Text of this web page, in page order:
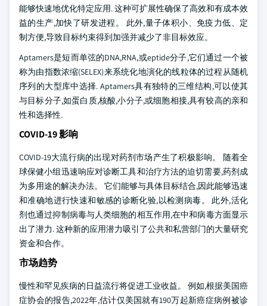
能够快速地优化特定应用. 这种可扩展性确保了高效和有成本效
益的生产,加快了研发进程。 此外,量子体积小、免疫力低、定
制方便,导致目标约束得到加强并减少了非目标效应。
Aptamers是短而单弦的DNA,RNA,或eptide分子,它们通过一个被
称为由指数浓缩(SELEX)来系统化地演化的线粒体的过程从随机
序列的大型库中选择. Aptamers具有独特的三维结构,可以使其
与目标分子,如蛋白质,核酸,小分子,或细胞相接,具有较高的亲和
性和选择性.
COVID-19 影响
COVID-19大流行病的出现对药剂市场产生了积极影响。 随着全
球保健小组迅速响应对诊断工具和治疗方法的迫切需要,药剂成
为多用途的解决办法。 它们能够与具体目标结合,因此能够迅速
和准确地进行快速和敏感的诊断化验,以检测病毒。 此外,活化
剂也通过抑制病毒与人类细胞的相互作用,在中和病毒方面显示
出了潜力. 这种新的应用潜力吸引了公共和私营部门的大量研究
资金和合作。
市场趋势
慢性和罕见疾病的日益流行将促进工业收益。 例如,根据美国癌
症协会的报告,2022年,估计仅美国就有190万起新癌症病例被诊